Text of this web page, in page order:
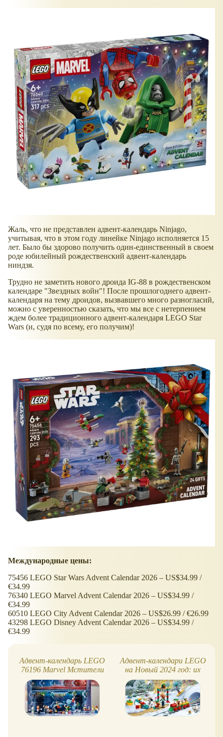
Жаль, что не представлен адвент-календарь Ninjago,
учитывая, что в этом году линейке Ninjago исполняется 15
лет. Было бы здорово получить один-единственный в своем
роде юбилейный рождественский адвент-календарь
ниндзя.
Трудно не заметить нового дроида IG-88 в рождественском
календаре "Звездных войн"! После прошлогоднего адвент-
календаря на тему дроидов, вызвавшего много разногласий,
можно с уверенностью сказать, что мы все с нетерпением
ждем более традиционного адвент-календаря LEGO Star
Wars (и, судя по всему, его получим)!
Международные цены:
75456 LEGO Star Wars Advent Calendar 2026 – US$34.99 /
€34.99
76340 LEGO Marvel Advent Calendar 2026 – US$34.99 /
€34.99
60510 LEGO City Advent Calendar 2026 – US$26.99 / €26.99
43298 LEGO Disney Advent Calendar 2026 – US$34.99 /
€34.99
Адвент-календарь LEGO
76196 Marvel Мстители
(к Новому 2022 году)
Адвент-календари LEGO
на Новый 2024 год: их
много!